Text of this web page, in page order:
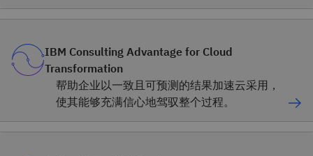
IBM Consulting Advantage for Cloud
Transformation
帮助企业以一致且可预测的结果加速云采用，
使其能够充满信心地驾驭整个过程。